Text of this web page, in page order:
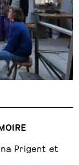
Prigent et